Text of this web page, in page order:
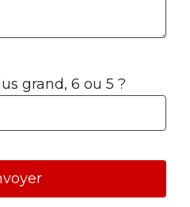
grand, 6 ou 5 ?